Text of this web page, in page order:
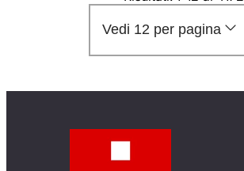
Vedi 12 per pagina